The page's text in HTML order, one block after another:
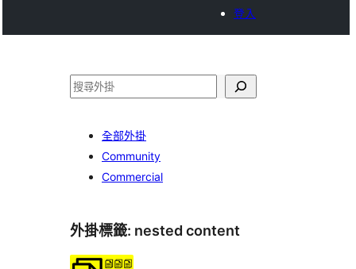
登入
搜
全部外掛
Community
Commercial
外掛標籤: nested content